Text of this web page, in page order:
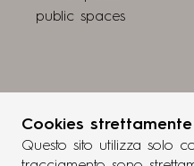
public spaces
Cookies
Questo sito utilizza solo